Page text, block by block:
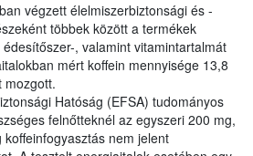
végzett élelmiszerbiztonsági és -
többek között a termékek
, valamint vitamintartalmát
mért koffein mennyisége 13,8
mozgott.
Hatóság (EFSA) tudományos
felnőtteknél az egyszeri 200 mg,
nem jelent